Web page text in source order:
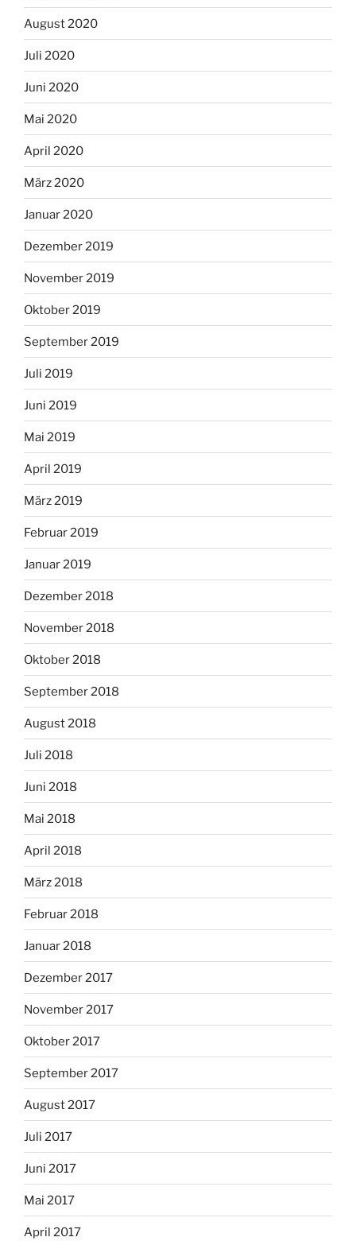
August 2020
Juli 2020
Juni 2020
Mai 2020
April 2020
März 2020
Januar 2020
Dezember 2019
November 2019
Oktober 2019
September 2019
Juli 2019
Juni 2019
Mai 2019
April 2019
März 2019
Februar 2019
Januar 2019
Dezember 2018
November 2018
Oktober 2018
September 2018
August 2018
Juli 2018
Juni 2018
Mai 2018
April 2018
März 2018
Februar 2018
Januar 2018
Dezember 2017
November 2017
Oktober 2017
September 2017
August 2017
Juli 2017
Juni 2017
Mai 2017
April 2017